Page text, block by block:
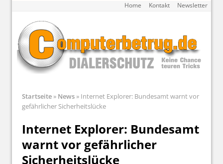
Home Kontakt Newsletter
Startseite» News» Internet Explorer: Bundesamt warnt vor
gefährlicher Sicherheitslücke
Internet Explorer: Bundesamt
warnt vor gefährlicher
Sicherheitslücke